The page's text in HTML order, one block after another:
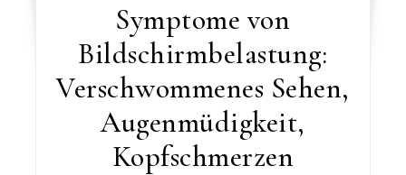
Symptome von
Bildschirmbelastung:
Verschwommenes Sehen,
Augenmüdigkeit,
Kopfschmerzen